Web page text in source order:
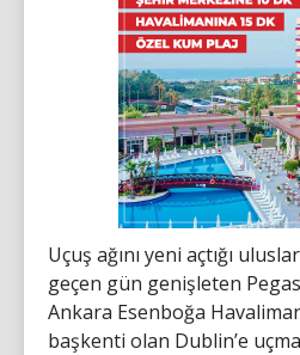
Uçuş ağını yeni açtığı
geçen gün genişleten
Ankara Esenboğa
başkenti olan Dublin’e